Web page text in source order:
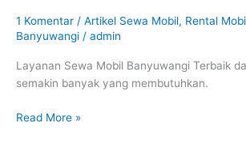
1 Komentar / Artikel Sewa Mobil, Rental
Banyuwangi / admin
Layanan Sewa Mobil Banyuwangi Terbaik
semakin banyak yang membutuhkan.
Read More »